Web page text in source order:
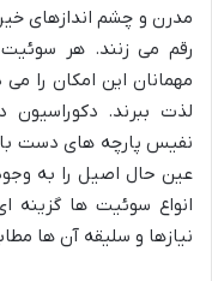
مدرن و چشم اندازهای
رقم می زنند. هر
مهمانان این امکان را
لذت ببرند. دکوراسیون
نفیس پارچه های دست
عین حال اصیل را به
انواع سوئیت ها گزینه
نیازها و سلیقه آن ها